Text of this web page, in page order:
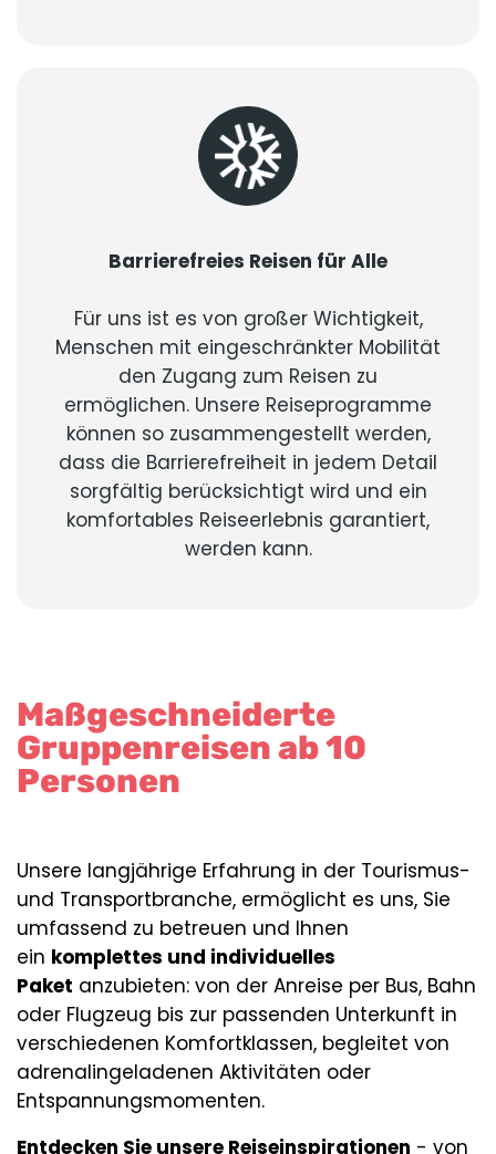
Barrierefreies Reisen für Alle
Für uns ist es von großer Wichtigkeit,
Menschen mit eingeschränkter Mobilität
den Zugang zum Reisen zu
ermöglichen. Unsere Reiseprogramme
können so zusammengestellt werden,
dass die Barrierefreiheit in jedem Detail
sorgfältig berücksichtigt wird und ein
komfortables Reiseerlebnis garantiert,
werden kann.
Maßgeschneiderte
Gruppenreisen ab 10
Personen
Unsere langjährige Erfahrung in der Tourismus-
und Transportbranche, ermöglicht es uns, Sie
umfassend zu betreuen und Ihnen
ein komplettes und individuelles
Paket anzubieten: von der Anreise per Bus, Bahn
oder Flugzeug bis zur passenden Unterkunft in
verschiedenen Komfortklassen, begleitet von
adrenalingeladenen Aktivitäten oder
Entspannungsmomenten.
Entdecken Sie unsere Reiseinspirationen - von